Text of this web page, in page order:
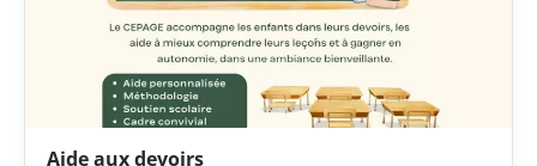
Aide aux devoirs